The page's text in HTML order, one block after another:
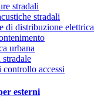
stradali
stradali
di distribuzione elettrica
urbana
stradale
controllo accessi
esterni